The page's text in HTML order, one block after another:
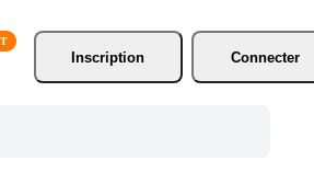
Inscription
Connecter